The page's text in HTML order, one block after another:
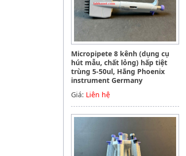
Micropipete 8 kênh (dụng cụ
hút mẫu, chất lỏng) hấp tiệt
trùng 5-50ul, Hãng Phoenix
instrument Germany
Giá: Liên hệ